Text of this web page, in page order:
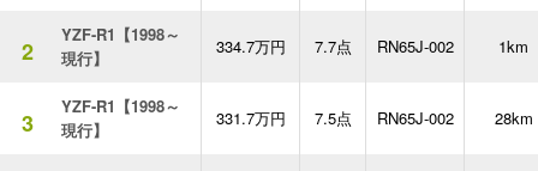
2
YZF-R1【1998～
現行】
334.7万円 7.7点 RN65J-002 1km
3
YZF-R1【1998～
現行】
331.7万円 7.5点 RN65J-002 28km